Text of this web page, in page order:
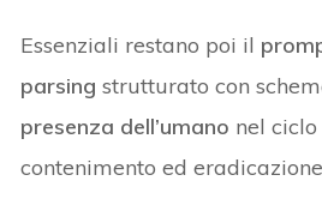
Essenziali restano poi il
parsing strutturato con
presenza dell’umano nel
contenimento ed